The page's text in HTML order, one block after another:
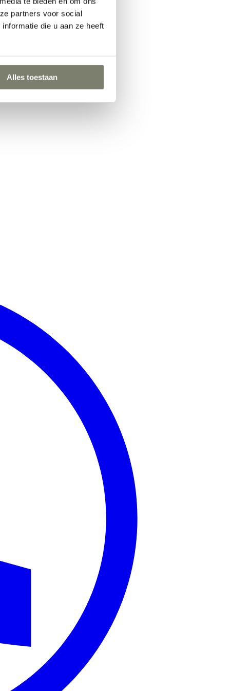
partners voor social
die u aan ze heeft
Alles toestaan